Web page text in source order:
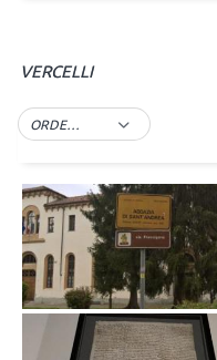
VERCELLI
ORDER BY DEFAULT